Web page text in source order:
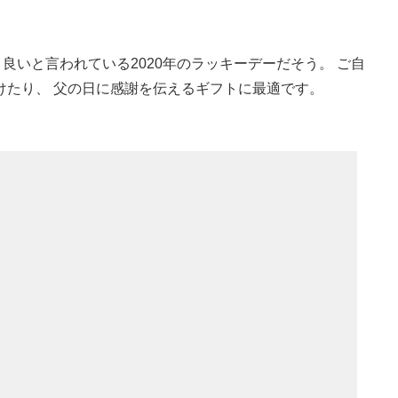
いと言われている2020年のラッキーデーだそう。 ご自
り、 父の日に感謝を伝えるギフトに最適です。